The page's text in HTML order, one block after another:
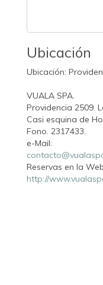
Ubicación
Ubicación:
VUALA SPA.
Providencia 2509.
Casi esquina de
Fono. 2317433.
e-Mail:
Reservas en la
http://